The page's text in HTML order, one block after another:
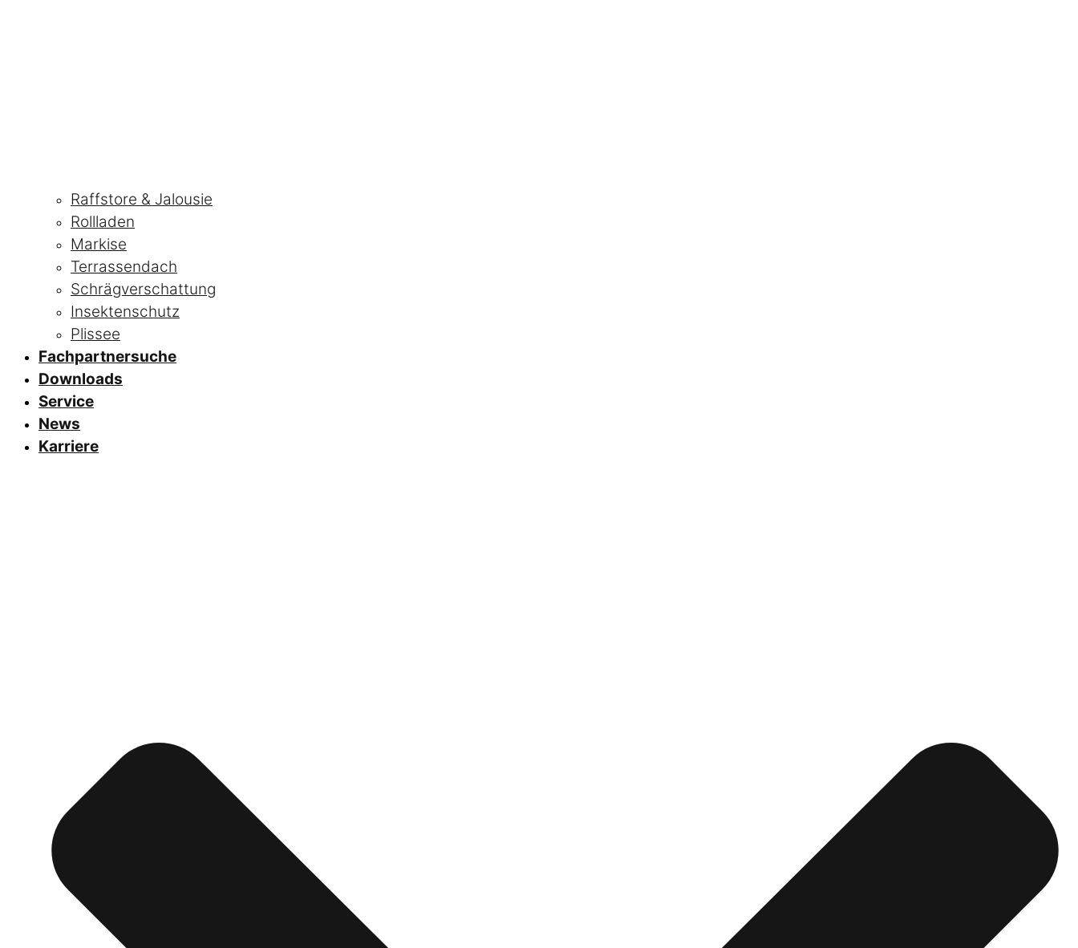
Raffstore & Jalousie
Rollladen
Markise
Terrassendach
Schrägverschattung
Insektenschutz
Plissee
Fachpartnersuche
Downloads
Service
News
Karriere